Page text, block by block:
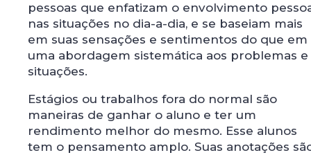
pessoas que enfatizam o envolvimento
nas situações no dia-a-dia, e se baseiam mais
em suas sensações e sentimentos do que em
uma abordagem sistemática aos problemas e
situações.
Estágios ou trabalhos fora do normal são
maneiras de ganhar o aluno e ter um
rendimento melhor do mesmo. Esse alunos
tem o pensamento amplo. Suas anotações